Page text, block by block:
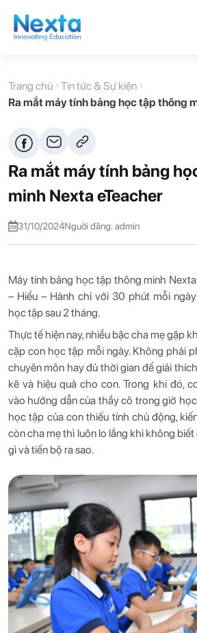
Trang chủ
Tin tức & Sự kiện
Ra mắt máy tính bảng học tập thông
Ra mắt máy tính bảng
minh Nexta eTeacher
31/10/2024Nguời đăng: admin
Máy tính bảng học tập thông minh
– Hiểu – Hành chỉ với 30 phút mỗi
học tập sau 2 tháng.
Thực tế hiện nay, nhiều bậc cha mẹ gặp
cặp con học tập mỗi ngày. Không phải
chuyên môn hay đủ thời gian để giải
kẽ và hiệu quả cho con. Trong khi đó,
vào hướng dẫn của thầy cô trong giờ
học tập của con thiếu tính chủ động,
còn cha mẹ thì luôn lo lắng khi không
gì và tiến bộ ra sao.